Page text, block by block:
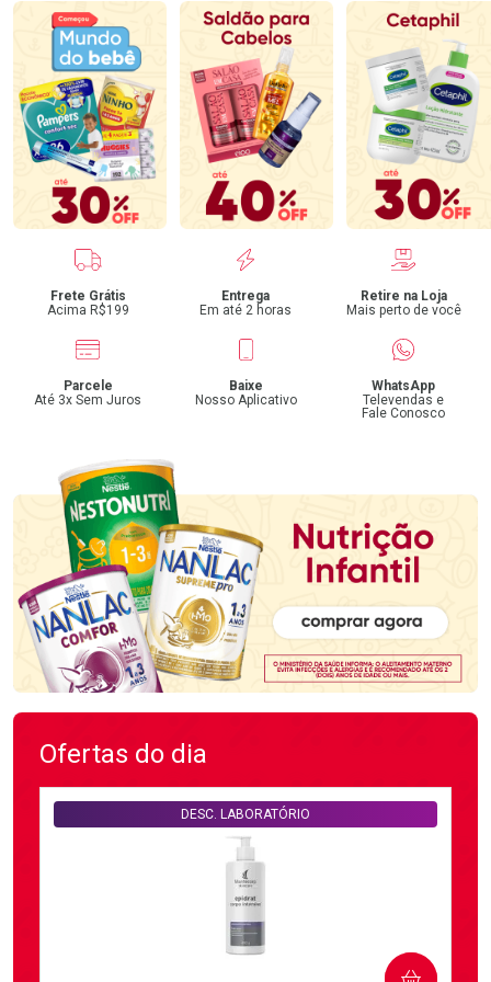
Benefícios
Frete Grátis
Acima R$199
Entrega
Em até 2 horas
Retire na Loja
Mais perto de você
Parcele
Até 3x Sem Juros
Baixe
Nosso Aplicativo
WhatsApp
Televendas e
Fale Conosco
Ofertas do dia
DESC. LABORATÓRIO
COMPRAR